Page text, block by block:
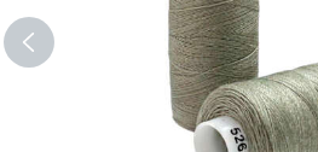
Previous